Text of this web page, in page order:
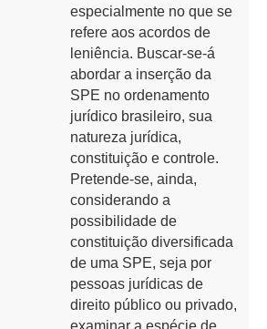
especialmente no que se
refere aos acordos de
leniência. Buscar-se-á
abordar a inserção da
SPE no ordenamento
jurídico brasileiro, sua
natureza jurídica,
constituição e controle.
Pretende-se, ainda,
considerando a
possibilidade de
constituição diversificada
de uma SPE, seja por
pessoas jurídicas de
direito público ou privado,
examinar a espécie de